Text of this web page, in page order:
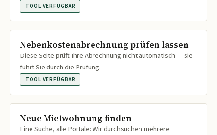
TOOL VERFÜGBAR
Nebenkostenabrechnung prüfen lassen
Diese Seite prüft Ihre Abrechnung nicht automatisch — sie
führt Sie durch die Prüfung.
TOOL VERFÜGBAR
Neue Mietwohnung finden
Eine Suche, alle Portale: Wir durchsuchen mehrere